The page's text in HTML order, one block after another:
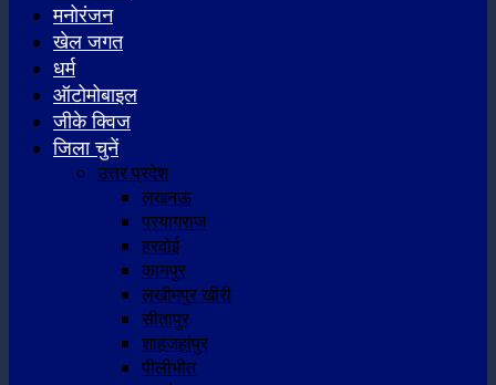
मनोरंजन
खेल जगत
धर्म
ऑटोमोबाइल
जीके क्विज
जिला चुनें
उत्तर प्रदेश
लखनऊ
प्रयागराज
हरदोई
कानपुर
लखीमपुर खीरी
सीतापुर
शाहजहांपुर
पीलीभीत